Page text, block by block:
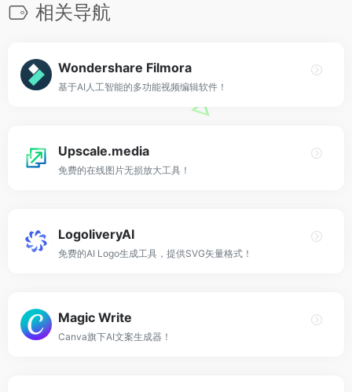
相关导航
Wondershare Filmora
基于AI人工智能的多功能视频编辑软件！
Upscale.media
免费的在线图片无损放大工具！
LogoliveryAI
免费的AI Logo生成工具，提供SVG矢量格式！
Magic Write
Canva旗下AI文案生成器！